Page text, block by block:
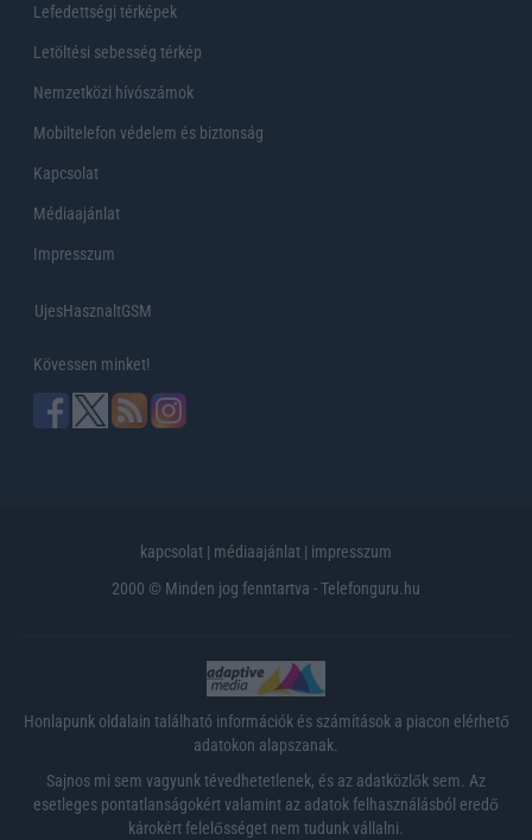
Lefedettségi térképek
Letöltési sebesség térkép
Nemzetközi hívószámok
Mobiltelefon védelem és biztonság
Kapcsolat
Médiaajánlat
Impresszum
UjesHasznaltGSM
Kövessen minket!
kapcsolat | médiaajánlat | impresszum
2000 © Minden jog fenntartva - Telefonguru.hu
Honlapunk oldalain található információk és számítások a piacon elérhető
adatokon alapszanak.
Sajnos mi sem vagyunk tévedhetetlenek, és az adatközlők sem. Az
esetleges pontatlanságokért valamint az adatok felhasználásból eredő
károkért felelősséget nem tudunk vállalni.